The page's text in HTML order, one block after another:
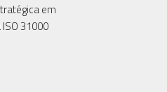
em
31000